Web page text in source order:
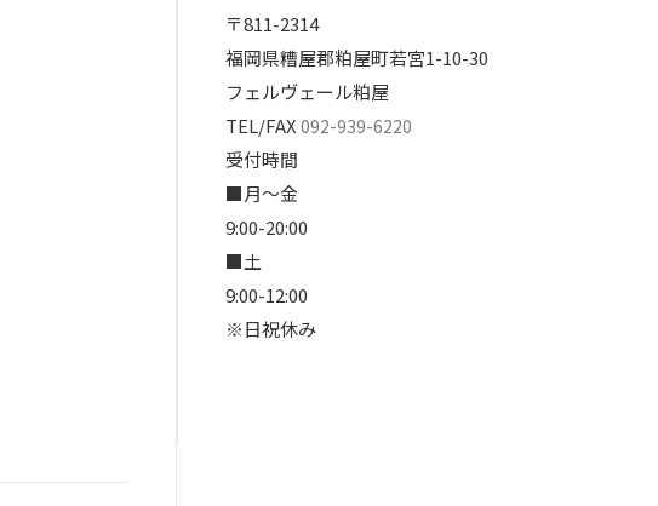
〒811-2314
福岡県糟屋郡粕屋町若宮1-10-30
フェルヴェール粕屋
TEL/FAX 092-939-6220
受付時間
■月～金
9:00-20:00
■土
9:00-12:00
※日祝休み